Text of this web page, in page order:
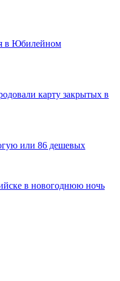
в Юбилейном
карту закрытых в
или 86 дешевых
в новогоднюю ночь